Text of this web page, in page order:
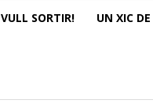
VULL SORTIR! UN XIC